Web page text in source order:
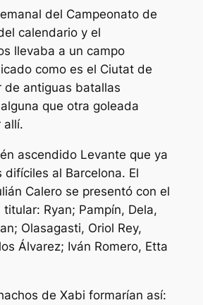
del Campeonato de
calendario y el
llevaba a un campo
como es el Ciutat de
de antiguas batallas
que otra goleada
allí.
ascendido Levante que ya
difíciles al Barcelona. El
Calero se presentó con el
Ryan; Pampín, Dela,
Olasagasti, Oriol Rey,
Álvarez; Iván Romero, Etta
de Xabi formarían así: